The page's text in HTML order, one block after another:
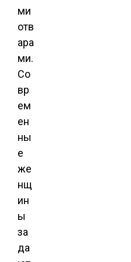
ми
отв
ара
ми.
Со
вр
ем
ен
ны
е
же
нщ
ин
ы
за
да